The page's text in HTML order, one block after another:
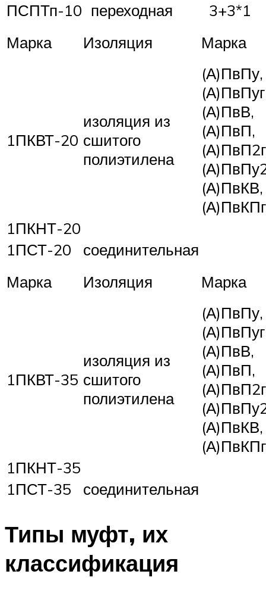
ПСПТп-10 переходная
3+3*1
Марка
Изоляция Марка
1ПКВТ-20
изоляция из
сшитого
полиэтилена
(А)ПвПу,
(А)ПвВ,
(А)ПвП,
(А)ПвКВ,
(А)ПвКПг
1ПКНТ-20
1ПСТ-20
соединительная
Марка
Изоляция Марка
1ПКВТ-35
изоляция из
сшитого
полиэтилена
(А)ПвПу,
(А)ПвВ,
(А)ПвП,
(А)ПвКВ,
(А)ПвКПг
1ПКНТ-35
1ПСТ-35
соединительная
Типы муфт, их
классификация